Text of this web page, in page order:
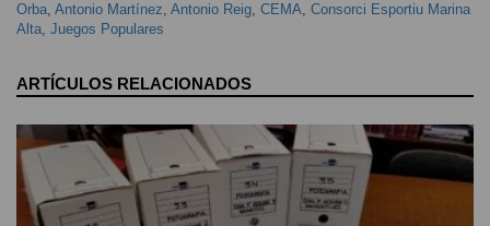
Orba, Antonio Martínez, Antonio Reig, CEMA, Consorci Esportiu Marina
Alta, Juegos Populares
ARTÍCULOS RELACIONADOS